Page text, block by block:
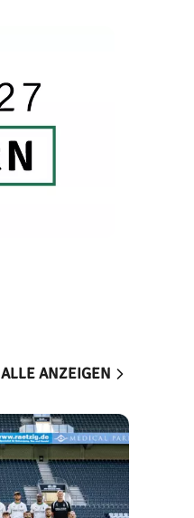
ALLE ANZEIGEN